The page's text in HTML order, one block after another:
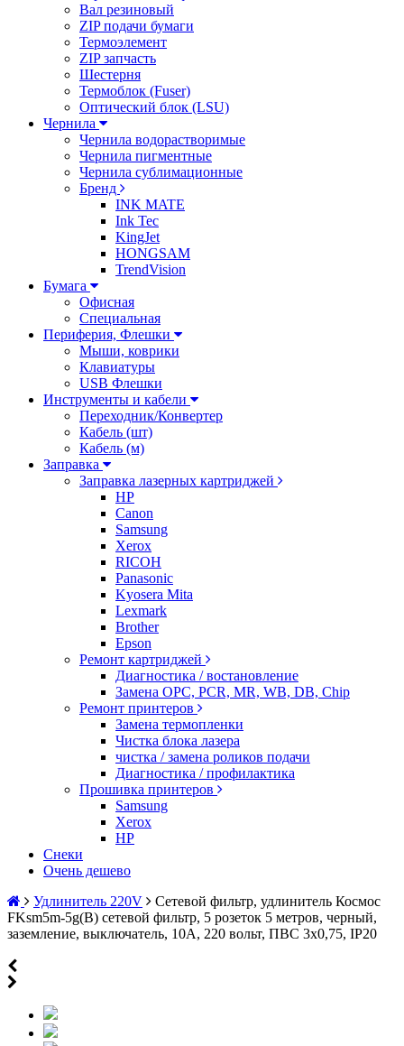
Вал резиновый
ZIP подачи бумаги
Термоэлемент
ZIP запчасть
Шестерня
Термоблок (Fuser)
Оптический блок (LSU)
Чернила
Чернила водорастворимые
Чернила пигментные
Чернила сублимационные
Бренд
INK MATE
Ink Tec
KingJet
HONGSAM
TrendVision
Бумага
Офисная
Специальная
Периферия, Флешки
Мыши, коврики
Клавиатуры
USB Флешки
Инструменты и кабели
Переходник/Конвертер
Кабель (шт)
Кабель (м)
Заправка
Заправка лазерных картриджей
HP
Canon
Samsung
Xerox
RICOH
Panasonic
Kyosera Mita
Lexmark
Brother
Epson
Ремонт картриджей
Диагностика / востановление
Замена OPC, PCR, MR, WB, DB, Chip
Ремонт принтеров
Замена термопленки
Чистка блока лазера
чистка / замена роликов подачи
Диагностика / профилактика
Прошивка принтеров
Samsung
Xerox
HP
Снеки
Очень дешево
Удлинитель 220V
Сетевой фильтр, удлинитель Космос
FKsm5m-5g(B) сетевой фильтр, 5 розеток 5 метров, черный,
заземление, выключатель, 10А, 220 вольт, ПВС 3х0,75, IP20